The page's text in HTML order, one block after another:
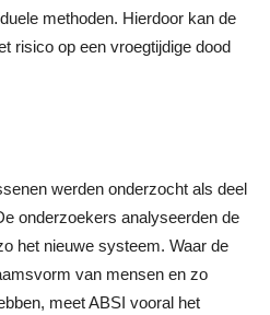
methoden. Hierdoor kan de
risico op een vroegtijdige dood
werden onderzocht als deel
onderzoekers analyseerden de
het nieuwe systeem. Waar de
van mensen en zo
meet ABSI vooral het